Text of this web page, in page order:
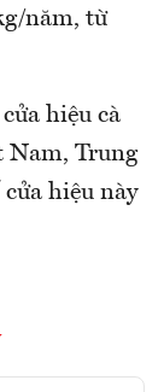
năm, từ
hiệu cà
Nam, Trung
hiệu này